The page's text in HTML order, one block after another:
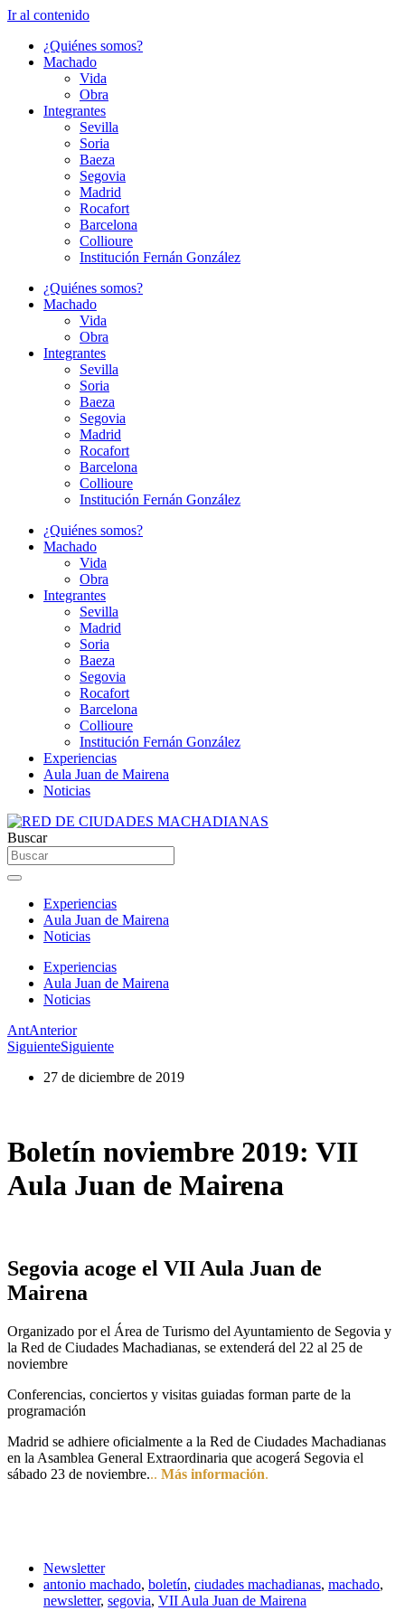
Ir al contenido
¿Quiénes somos?
Machado
Vida
Obra
Integrantes
Sevilla
Soria
Baeza
Segovia
Madrid
Rocafort
Barcelona
Collioure
Institución Fernán González
¿Quiénes somos?
Machado
Vida
Obra
Integrantes
Sevilla
Soria
Baeza
Segovia
Madrid
Rocafort
Barcelona
Collioure
Institución Fernán González
¿Quiénes somos?
Machado
Vida
Obra
Integrantes
Sevilla
Madrid
Soria
Baeza
Segovia
Rocafort
Barcelona
Collioure
Institución Fernán González
Experiencias
Aula Juan de Mairena
Noticias
Buscar
Experiencias
Aula Juan de Mairena
Noticias
Experiencias
Aula Juan de Mairena
Noticias
AntAnterior
SiguienteSiguiente
27 de diciembre de 2019
Boletín noviembre 2019: VII
Aula Juan de Mairena
Segovia acoge el VII Aula Juan de
Mairena
Organizado por el Área de Turismo del Ayuntamiento de Segovia y
la Red de Ciudades Machadianas, se extenderá del 22 al 25 de
noviembre
Conferencias, conciertos y visitas guiadas forman parte de la
programación
Madrid se adhiere oficialmente a la Red de Ciudades Machadianas
en la Asamblea General Extraordinaria que acogerá Segovia el
sábado 23 de noviembre... Más información.
Newsletter
antonio machado, boletín, ciudades machadianas, machado,
newsletter, segovia, VII Aula Juan de Mairena